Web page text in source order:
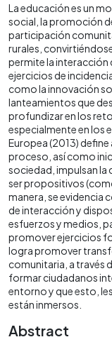
La educación es un
social, la promoción
participación
rurales,
permite la
ejercicios de
como la innovación
lanteamientos que
profundizar en los
especialmente en los
Europea (2013) define
proceso, así como
sociedad, impulsan la
ser propositivos
manera, se evidencia
de interacción y
esfuerzos y medios,
promover ejercicios
logra promover
comunitaria, a través
formar ciudadanos
entorno y que esto,
están inmersos.
Abstract